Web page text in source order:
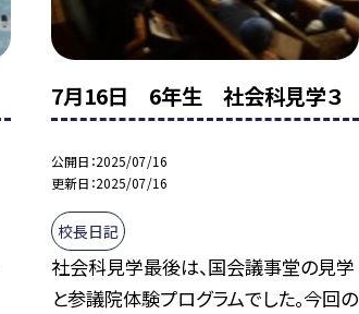
7月16日 6年生 社会科見学３
公開日 2025/07/16
更新日 2025/07/16
校長日記
社会科見学最後は、国会議事堂の見学
と参議院体験プログラムでした。今回の